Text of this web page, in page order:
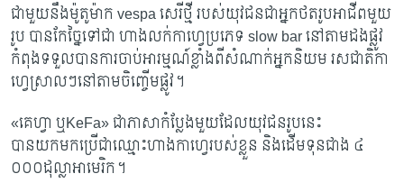
ជាមួយនឹងម៉ូតូម៉ាក​ vespa សេរីថ្មី របស់​យុវជនជាអ្នកថតរូបអាជីពមួយ
រូប​ បានកែច្នៃទៅជា ហាងលក់កាហ្វេ​ប្រភេទ slow bar នៅតាមដងផ្លូវ
កំពុងទទួលបានការចាប់អារម្មណ៍ខ្លាំងពីសំណាក់អ្នកនិយម រសជា​តិកា
ហ្វេស្រាលៗនៅតាមចិញ្ចើមផ្លូវ។
«គេហ្វា ឬKeFa»​ ជាភាសាកំប្លែងមួយដែលយុវជនរូបនេះ
បានយកមកប្រើជាឈ្មោះហាងកាហ្វេរបស់ខ្លួន និ​ងដើមទុនជាង ៤
០០០ដុល្លាអាមេរិក។